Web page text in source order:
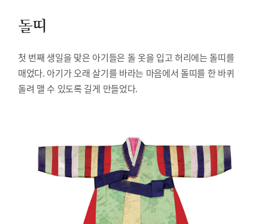
돌띠
첫 번째 생일을 맞은 아기들은 돌 옷을 입고 허리에는 돌띠를
매었다. 아기가 오래 살기를 바라는 마음에서 돌띠를 한 바퀴
돌려 맬 수 있도록 길게 만들었다.